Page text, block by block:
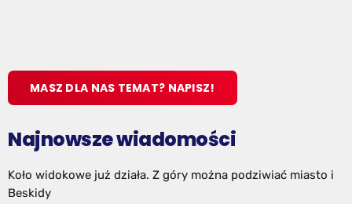
MASZ DLA NAS TEMAT? NAPISZ!
Najnowsze wiadomości
Koło widokowe już działa. Z góry można podziwiać miasto i
Beskidy